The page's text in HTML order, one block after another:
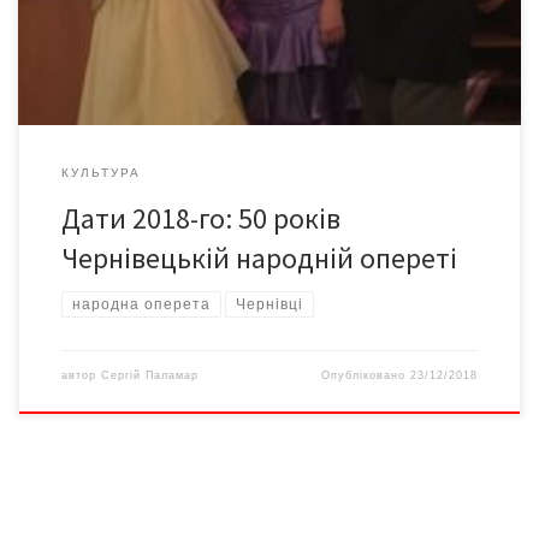
Чернівцях. Про події 50-річної давності та протягом цих
півстоліття […]
КУЛЬТУРА
Дати 2018-го: 50 років
Чернівецькій народній опереті
народна оперета Чернівці
автор Сергій Паламар Опубліковано 23/12/2018